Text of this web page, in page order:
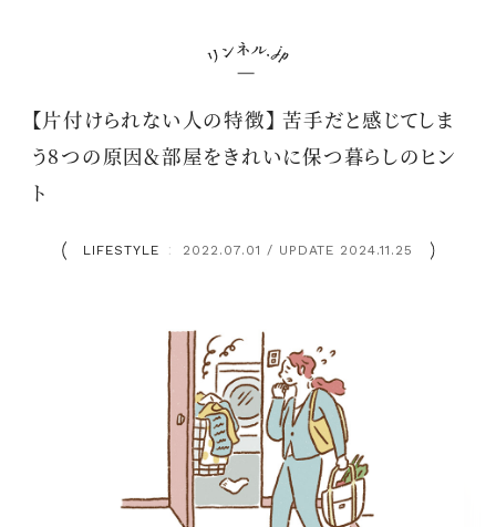
【片付けられない人の特徴】 苦手だと感じてしま
う8つの原因＆部屋をきれいに保つ暮らしのヒン
ト
LIFESTYLE ： 2022.07.01 / UPDATE 2024.11.25